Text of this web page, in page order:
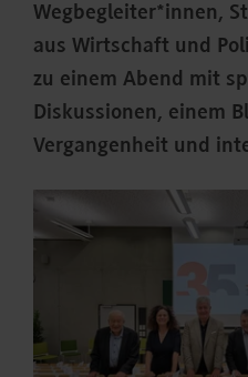
Wegbegleiter*innen,
aus Wirtschaft und
zu einem Abend mit
Diskussionen, einem
Vergangenheit und